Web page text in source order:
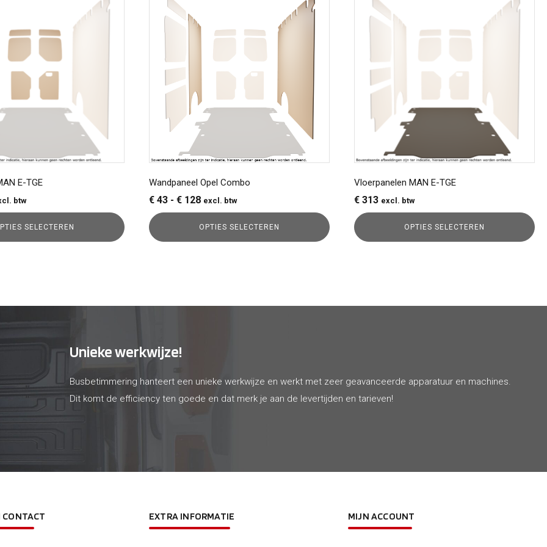
E-TGE
btw
SELECTEREN
Wandpaneel Opel Combo
€ 43 - € 128Prijsklasse:
€ 43
tot
€ 128
excl. btw
OPTIES SELECTEREN
product
heeft
meerdere
Deze
worden
productpagina
Vloerpanelen MAN E-TGE
€ 313 excl. btw
OPTIES SELECTEREN
product
heeft
Deze
worden
productpagina
Unieke werkwijze!
Busbetimmering hanteert een unieke werkwijze en werkt met zeer geavanceerde apparatuur en machines.
Dit komt de efficiency ten goede en dat merk je aan de levertijden en tarieven!
CONTACT EXTRA INFORMATIE MIJN ACCOUNT